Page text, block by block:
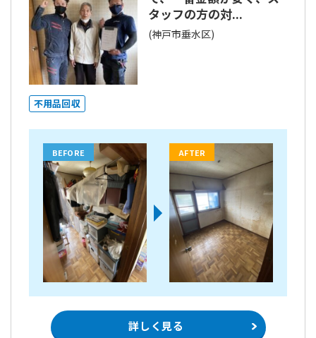
タッフの方の対...
(神戸市垂水区)
不用品回収
BEFORE AFTER
詳しく見る